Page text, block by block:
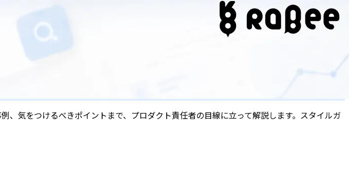
気をつけるべきポイントまで、プロダクト責任者の目線に立って解説します。スタイルガ